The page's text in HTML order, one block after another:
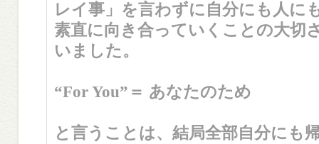
レイ事」を言わずに自分にも人に
素直に向き合っていくことの大切
いました。
“For You”＝ あなたのため
と言うことは、結局全部自分にも